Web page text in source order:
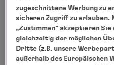
15. Juli 2019 von
Fredericia in Dänemark
Informationen zu Hapag-
www.hl-cruises.de
-
sowie Bildmaterial unter
zugeschnittene Werbung zu
sicheren Zugriff zu erlauben.
„Zustimmen“ akzeptieren Sie
gleichzeitig der möglichen
Dritte (z.B. unsere
außerhalb des Europäischen